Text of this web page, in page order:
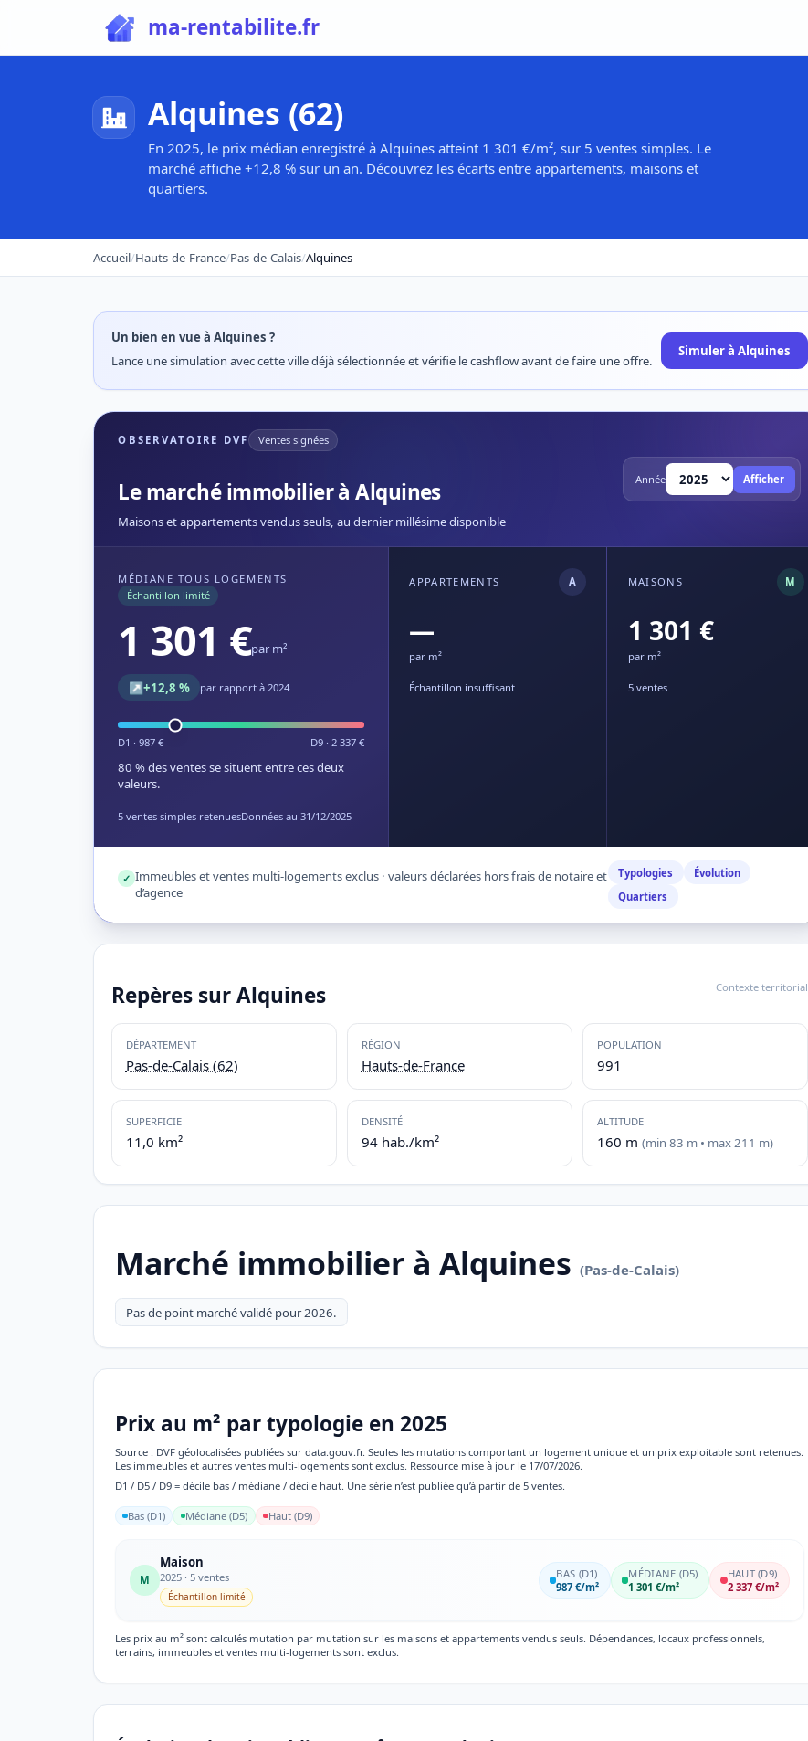
ma-rentabilite.fr
Alquines (62)
En 2025, le prix médian enregistré à Alquines atteint 1 301 €/m², sur 5 ventes simples. Le
marché affiche +12,8 % sur un an. Découvrez les écarts entre appartements, maisons et
quartiers.
Accueil/Hauts-de-France/Pas-de-Calais/Alquines
Un bien en vue à Alquines ?
Lance une simulation avec cette ville déjà sélectionnée et vérifie le cashflow avant de faire une offre.
Simuler à Alquines
OBSERVATOIRE DVF Ventes signées
Le marché immobilier à Alquines
Maisons et appartements vendus seuls, au dernier millésime disponible
Année Afficher
MÉDIANE TOUS LOGEMENTS
Échantillon limité
1 301 €par m²
↗+12,8 % par rapport à 2024
D1 · 987 € D9 · 2 337 €
80 % des ventes se situent entre ces deux
valeurs.
5 ventes simples retenuesDonnées au 31/12/2025
APPARTEMENTS A
—
par m²
Échantillon insuffisant
MAISONS M
1 301 €
par m²
5 ventes
✓ Immeubles et ventes multi-logements exclus · valeurs déclarées hors frais de notaire et
d’agence
Typologies
Évolution
Quartiers
Repères sur Alquines Contexte territorial
DÉPARTEMENT
Pas-de-Calais (62)
RÉGION
Hauts-de-France
POPULATION
991
SUPERFICIE
11,0 km²
DENSITÉ
94 hab./km²
ALTITUDE
160 m (min 83 m • max 211 m)
Marché immobilier à Alquines (Pas-de-Calais)
Pas de point marché validé pour 2026.
Prix au m² par typologie en 2025
Source : DVF géolocalisées publiées sur data.gouv.fr. Seules les mutations comportant un logement unique et un prix exploitable sont retenues.
Les immeubles et autres ventes multi-logements sont exclus. Ressource mise à jour le 17/07/2026.
D1 / D5 / D9 = décile bas / médiane / décile haut. Une série n’est publiée qu’à partir de 5 ventes.
Bas (D1) Médiane (D5) Haut (D9)
M
Maison
2025 · 5 ventes
Échantillon limité
BAS (D1)
987 €/m²
MÉDIANE (D5)
1 301 €/m²
HAUT (D9)
2 337 €/m²
Les prix au m² sont calculés mutation par mutation sur les maisons et appartements vendus seuls. Dépendances, locaux professionnels,
terrains, immeubles et ventes multi-logements sont exclus.